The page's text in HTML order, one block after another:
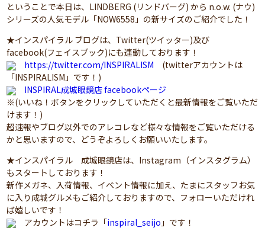
ということで本日は、LINDBERG (リンドバーグ) から n.o.w. (ナウ)
シリーズの人気モデル「NOW6558」の新サイズのご紹介でした！
★インスパイラル ブログは、Twitter(ツイッター)及び
facebook(フェイスブック)にも連動しております！
https://twitter.com/INSPIRALISM (twitterアカウントは
「INSPIRALISM」です！)
INSPIRAL成城眼鏡店 facebookページ
※(いいね！ボタンをクリックしていただくと最新情報をご覧いただ
けます！)
超速報やブログ以外でのアレコレなど様々な情報をご覧いただける
かと思いますので、どうぞよろしくお願いいたします。
★インスパイラル 成城眼鏡店は、Instagram（インスタグラム）
もスタートしております！
新作メガネ、入荷情報、イベント情報に加え、たまにスタッフお気
に入り成城グルメもご紹介しておりますので、フォローいただけれ
ば嬉しいです！
アカウントはコチラ「inspiral_seijo 」です！